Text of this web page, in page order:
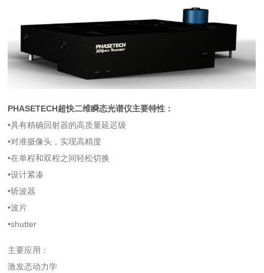
PHASETECH超快二维瞬态光谱仪主要特性：
•具有精确回射器的高质量延迟级
•对准摄像头，实现高精度
•在单程和双程之间轻松切换
•设计紧凑
•斩波器
•波片
•shutter
主要应用：
激发态动力学